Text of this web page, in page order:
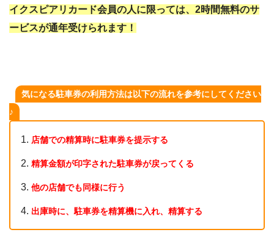
イクスピアリカード会員の人に限っては、2時間無料のサ
ービスが通年受けられます！
気になる駐車券の利用方法は以下の流れを参考にしてください
♪
店舗での精算時に駐車券を提示する
精算金額が印字された駐車券が戻ってくる
他の店舗でも同様に行う
出庫時に、駐車券を精算機に入れ、精算する